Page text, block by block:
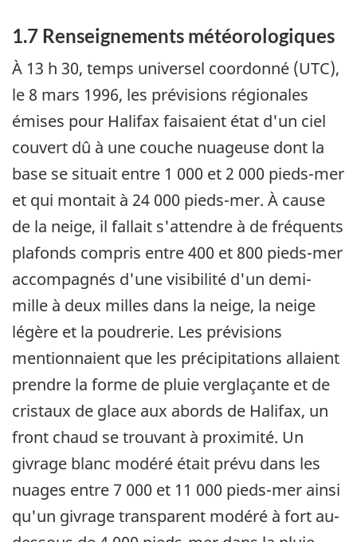
1.7 Renseignements météorologiques
À 13 h 30, temps universel coordonné (UTC),
le 8 mars 1996, les prévisions régionales
émises pour Halifax faisaient état d'un ciel
couvert dû à une couche nuageuse dont la
base se situait entre 1 000 et 2 000 pieds-mer
et qui montait à 24 000 pieds-mer. À cause
de la neige, il fallait s'attendre à de fréquents
plafonds compris entre 400 et 800 pieds-mer
accompagnés d'une visibilité d'un demi-
mille à deux milles dans la neige, la neige
légère et la poudrerie. Les prévisions
mentionnaient que les précipitations allaient
prendre la forme de pluie verglaçante et de
cristaux de glace aux abords de Halifax, un
front chaud se trouvant à proximité. Un
givrage blanc modéré était prévu dans les
nuages entre 7 000 et 11 000 pieds-mer ainsi
qu'un givrage transparent modéré à fort au-